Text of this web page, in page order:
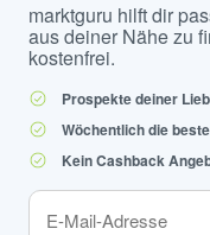
marktguru hilft dir
aus deiner Nähe zu
kostenfrei.
Prospekte deiner
Wöchentlich die
Kein Cashback